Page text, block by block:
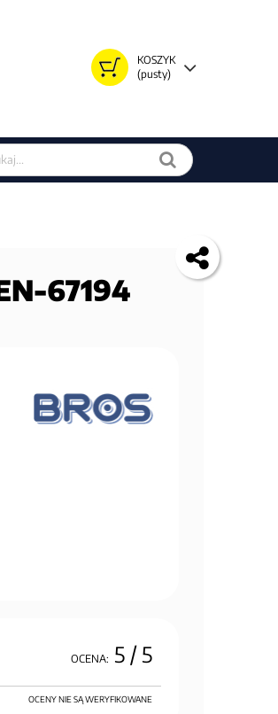
KOSZYK
(pusty)
sklepie
67194
OCENA: 5/ 5
OCENY NIE SĄ WERYFIKOWANE